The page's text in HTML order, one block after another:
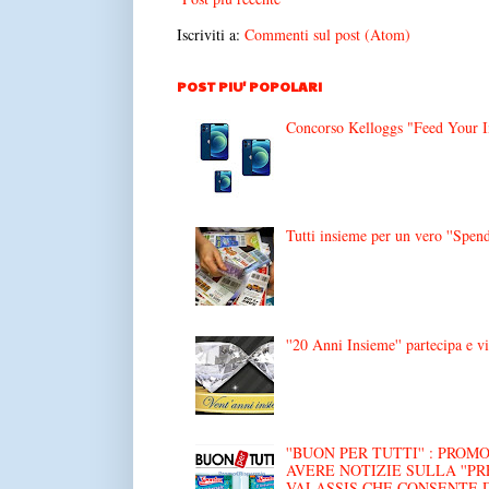
Iscriviti a: Commenti sul post (Atom)
POST PIU' POPOLARI
Concorso Kelloggs "Feed Your
Tutti insieme per un vero
''20 Anni Insieme'' partecipa e
''BUON PER TUTTI'' :
AVERE NOTIZIE SULLA